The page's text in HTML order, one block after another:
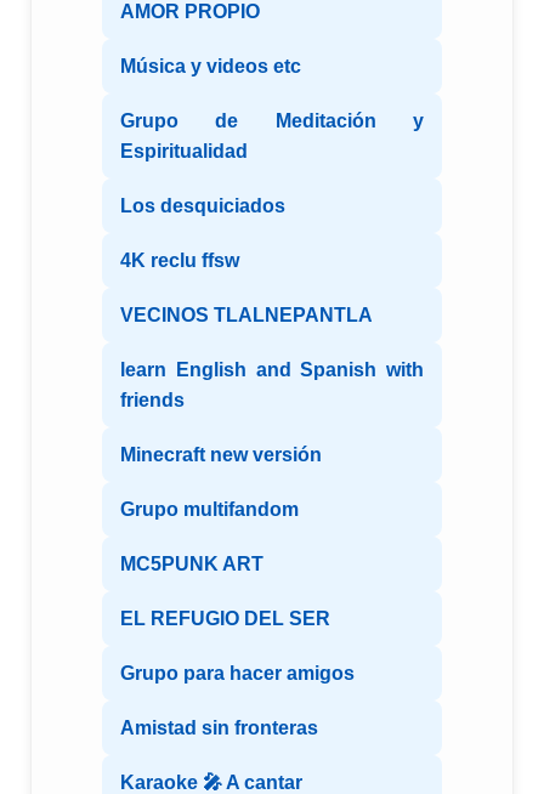
AMOR PROPIO
Música y videos etc
Grupo de Meditación y
Espiritualidad
Los desquiciados
4K reclu ffsw
VECINOS TLALNEPANTLA
learn English and Spanish with
friends
Minecraft new versión
Grupo multifandom
MC5PUNK ART
EL REFUGIO DEL SER
Grupo para hacer amigos
Amistad sin fronteras
Karaoke 🎤 A cantar